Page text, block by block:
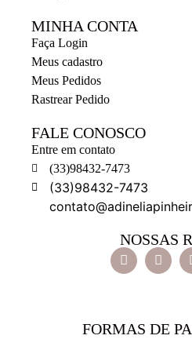
MINHA CONTA
Faça Login
Meus cadastro
Meus Pedidos
Rastrear Pedido
FALE CONOSCO
Entre em contato
(33)98432-7473
(33)98432-7473
NOSSAS
FORMAS DE